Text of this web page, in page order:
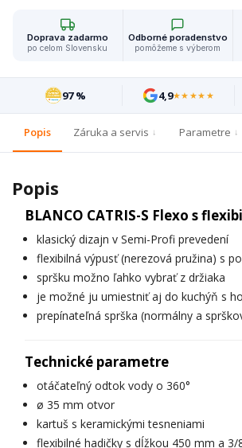
Doprava zadarmo
po celom Slovensku
Odborné poradenstvo
pomôžeme s výberom
97 % 4,9★★★★★
Popis Záruka a servis Parametre
Popis
BLANCO CATRIS-S Flexo s
klasický dizajn v Semi-Profi prevedení
flexibilná výpusť (nerezová pružina) s
spršku možno ľahko vybrať z držiaka
je možné ju umiestniť aj do kuchýň s
prepínateľná sprška (normálny a
Technické parametre
otáčateľný odtok vody o 360°
ø 35 mm otvor
kartuš s keramickými tesneniami
flexibilné hadičky s dĺžkou 450 mm a 3/